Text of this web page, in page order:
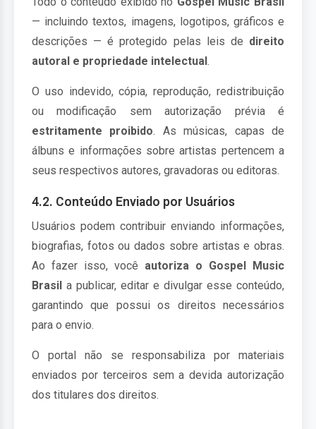
— incluindo textos, imagens, logotipos, gráficos e
descrições — é protegido pelas leis de direito
autoral e propriedade intelectual.
O uso indevido, cópia, reprodução, redistribuição
ou modificação sem autorização prévia é
estritamente proibido. As músicas, capas de
álbuns e informações sobre artistas pertencem a
seus respectivos autores, gravadoras ou editoras.
4.2. Conteúdo Enviado por Usuários
Usuários podem contribuir enviando informações,
biografias, fotos ou dados sobre artistas e obras.
Ao fazer isso, você autoriza o Gospel Music
Brasil a publicar, editar e divulgar esse conteúdo,
garantindo que possui os direitos necessários
para o envio.
O portal não se responsabiliza por materiais
enviados por terceiros sem a devida autorização
dos titulares dos direitos.